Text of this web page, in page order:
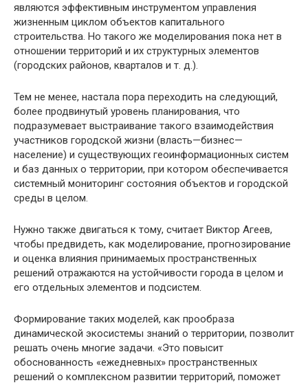
являются эффективным инструментом управления
жизненным циклом объектов капитального
строительства. Но такого же моделирования пока нет в
отношении территорий и их структурных элементов
(городских районов, кварталов и т. д.).
Тем не менее, настала пора переходить на следующий,
более продвинутый уровень планирования, что
подразумевает выстраивание такого взаимодействия
участников городской жизни (власть—бизнес—
население) и существующих геоинформационных систем
и баз данных о территории, при котором обеспечивается
системный мониторинг состояния объектов и городской
среды в целом.
Нужно также двигаться к тому, считает Виктор Агеев,
чтобы предвидеть, как моделирование, прогнозирование
и оценка влияния принимаемых пространственных
решений отражаются на устойчивости города в целом и
его отдельных элементов и подсистем.
Формирование таких моделей, как прообраза
динамической экосистемы знаний о территории, позволит
решать очень многие задачи. «Это повысит
обоснованность «ежедневных» пространственных
решений о комплексном развитии территорий, поможет